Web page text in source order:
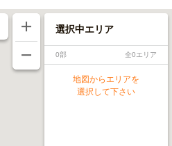
選択中エリア
0部 全0エリア
地図からエリアを
選択して下さい